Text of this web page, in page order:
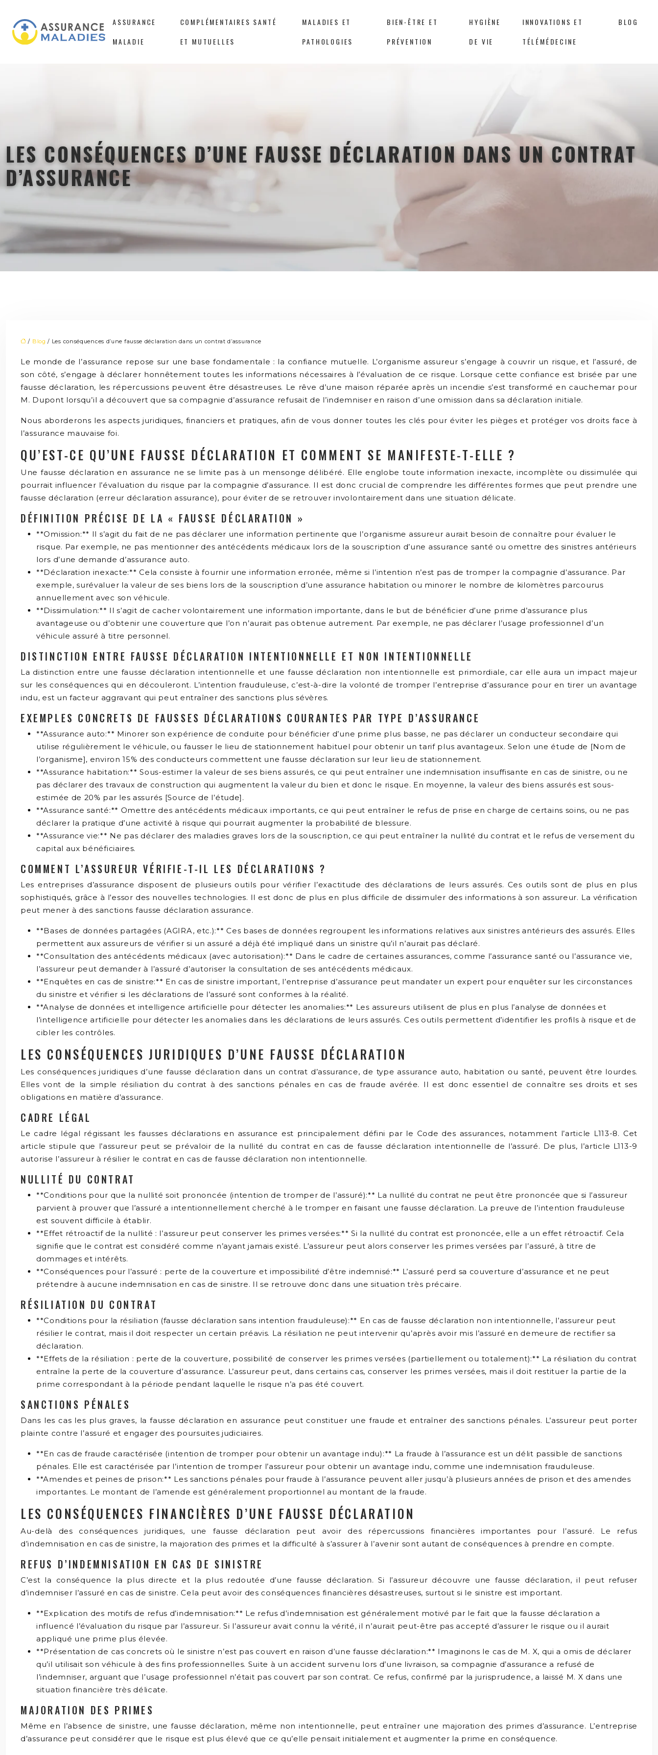
ASSURANCE
MALADIE
COMPLÉMENTAIRES SANTÉ
ET MUTUELLES
MALADIES ET
PATHOLOGIES
BIEN-ÊTRE ET
PRÉVENTION
HYGIÈNE
DE VIE
INNOVATIONS ET
TÉLÉMÉDECINE
BLOG
LES CONSÉQUENCES D’UNE FAUSSE DÉCLARATION DANS UN CONTRAT
D’ASSURANCE
/ Blog / Les conséquences d’une fausse déclaration dans un contrat d’assurance
Le monde de l’assurance repose sur une base fondamentale : la confiance mutuelle. L’organisme assureur s’engage à couvrir un risque, et l’assuré, de
son côté, s’engage à déclarer honnêtement toutes les informations nécessaires à l’évaluation de ce risque. Lorsque cette confiance est brisée par une
fausse déclaration, les répercussions peuvent être désastreuses. Le rêve d’une maison réparée après un incendie s’est transformé en cauchemar pour
M. Dupont lorsqu’il a découvert que sa compagnie d’assurance refusait de l’indemniser en raison d’une omission dans sa déclaration initiale.
Nous aborderons les aspects juridiques, financiers et pratiques, afin de vous donner toutes les clés pour éviter les pièges et protéger vos droits face à
l’assurance mauvaise foi.
QU’EST-CE QU’UNE FAUSSE DÉCLARATION ET COMMENT SE MANIFESTE-T-ELLE ?
Une fausse déclaration en assurance ne se limite pas à un mensonge délibéré. Elle englobe toute information inexacte, incomplète ou dissimulée qui
pourrait influencer l’évaluation du risque par la compagnie d’assurance. Il est donc crucial de comprendre les différentes formes que peut prendre une
fausse déclaration (erreur déclaration assurance), pour éviter de se retrouver involontairement dans une situation délicate.
DÉFINITION PRÉCISE DE LA « FAUSSE DÉCLARATION »
**Omission:** Il s’agit du fait de ne pas déclarer une information pertinente que l’organisme assureur aurait besoin de connaître pour évaluer le
risque. Par exemple, ne pas mentionner des antécédents médicaux lors de la souscription d’une assurance santé ou omettre des sinistres antérieurs
lors d’une demande d’assurance auto.
**Déclaration inexacte:** Cela consiste à fournir une information erronée, même si l’intention n’est pas de tromper la compagnie d’assurance. Par
exemple, surévaluer la valeur de ses biens lors de la souscription d’une assurance habitation ou minorer le nombre de kilomètres parcourus
annuellement avec son véhicule.
**Dissimulation:** Il s’agit de cacher volontairement une information importante, dans le but de bénéficier d’une prime d’assurance plus
avantageuse ou d’obtenir une couverture que l’on n’aurait pas obtenue autrement. Par exemple, ne pas déclarer l’usage professionnel d’un
véhicule assuré à titre personnel.
DISTINCTION ENTRE FAUSSE DÉCLARATION INTENTIONNELLE ET NON INTENTIONNELLE
La distinction entre une fausse déclaration intentionnelle et une fausse déclaration non intentionnelle est primordiale, car elle aura un impact majeur
sur les conséquences qui en découleront. L’intention frauduleuse, c’est-à-dire la volonté de tromper l’entreprise d’assurance pour en tirer un avantage
indu, est un facteur aggravant qui peut entraîner des sanctions plus sévères.
EXEMPLES CONCRETS DE FAUSSES DÉCLARATIONS COURANTES PAR TYPE D’ASSURANCE
**Assurance auto:** Minorer son expérience de conduite pour bénéficier d’une prime plus basse, ne pas déclarer un conducteur secondaire qui
utilise régulièrement le véhicule, ou fausser le lieu de stationnement habituel pour obtenir un tarif plus avantageux. Selon une étude de [Nom de
l’organisme], environ 15% des conducteurs commettent une fausse déclaration sur leur lieu de stationnement.
**Assurance habitation:** Sous-estimer la valeur de ses biens assurés, ce qui peut entraîner une indemnisation insuffisante en cas de sinistre, ou ne
pas déclarer des travaux de construction qui augmentent la valeur du bien et donc le risque. En moyenne, la valeur des biens assurés est sous-
estimée de 20% par les assurés [Source de l’étude].
**Assurance santé:** Omettre des antécédents médicaux importants, ce qui peut entraîner le refus de prise en charge de certains soins, ou ne pas
déclarer la pratique d’une activité à risque qui pourrait augmenter la probabilité de blessure.
**Assurance vie:** Ne pas déclarer des maladies graves lors de la souscription, ce qui peut entraîner la nullité du contrat et le refus de versement du
capital aux bénéficiaires.
COMMENT L’ASSUREUR VÉRIFIE-T-IL LES DÉCLARATIONS ?
Les entreprises d’assurance disposent de plusieurs outils pour vérifier l’exactitude des déclarations de leurs assurés. Ces outils sont de plus en plus
sophistiqués, grâce à l’essor des nouvelles technologies. Il est donc de plus en plus difficile de dissimuler des informations à son assureur. La vérification
peut mener à des sanctions fausse déclaration assurance.
**Bases de données partagées (AGIRA, etc.):** Ces bases de données regroupent les informations relatives aux sinistres antérieurs des assurés. Elles
permettent aux assureurs de vérifier si un assuré a déjà été impliqué dans un sinistre qu’il n’aurait pas déclaré.
**Consultation des antécédents médicaux (avec autorisation):** Dans le cadre de certaines assurances, comme l’assurance santé ou l’assurance vie,
l’assureur peut demander à l’assuré d’autoriser la consultation de ses antécédents médicaux.
**Enquêtes en cas de sinistre:** En cas de sinistre important, l’entreprise d’assurance peut mandater un expert pour enquêter sur les circonstances
du sinistre et vérifier si les déclarations de l’assuré sont conformes à la réalité.
**Analyse de données et intelligence artificielle pour détecter les anomalies:** Les assureurs utilisent de plus en plus l’analyse de données et
l’intelligence artificielle pour détecter les anomalies dans les déclarations de leurs assurés. Ces outils permettent d’identifier les profils à risque et de
cibler les contrôles.
LES CONSÉQUENCES JURIDIQUES D’UNE FAUSSE DÉCLARATION
Les conséquences juridiques d’une fausse déclaration dans un contrat d’assurance, de type assurance auto, habitation ou santé, peuvent être lourdes.
Elles vont de la simple résiliation du contrat à des sanctions pénales en cas de fraude avérée. Il est donc essentiel de connaître ses droits et ses
obligations en matière d’assurance.
CADRE LÉGAL
Le cadre légal régissant les fausses déclarations en assurance est principalement défini par le Code des assurances, notamment l’article L113-8. Cet
article stipule que l’assureur peut se prévaloir de la nullité du contrat en cas de fausse déclaration intentionnelle de l’assuré. De plus, l’article L113-9
autorise l’assureur à résilier le contrat en cas de fausse déclaration non intentionnelle.
NULLITÉ DU CONTRAT
**Conditions pour que la nullité soit prononcée (intention de tromper de l’assuré):** La nullité du contrat ne peut être prononcée que si l’assureur
parvient à prouver que l’assuré a intentionnellement cherché à le tromper en faisant une fausse déclaration. La preuve de l’intention frauduleuse
est souvent difficile à établir.
**Effet rétroactif de la nullité : l’assureur peut conserver les primes versées:** Si la nullité du contrat est prononcée, elle a un effet rétroactif. Cela
signifie que le contrat est considéré comme n’ayant jamais existé. L’assureur peut alors conserver les primes versées par l’assuré, à titre de
dommages et intérêts.
**Conséquences pour l’assuré : perte de la couverture et impossibilité d’être indemnisé:** L’assuré perd sa couverture d’assurance et ne peut
prétendre à aucune indemnisation en cas de sinistre. Il se retrouve donc dans une situation très précaire.
RÉSILIATION DU CONTRAT
**Conditions pour la résiliation (fausse déclaration sans intention frauduleuse):** En cas de fausse déclaration non intentionnelle, l’assureur peut
résilier le contrat, mais il doit respecter un certain préavis. La résiliation ne peut intervenir qu’après avoir mis l’assuré en demeure de rectifier sa
déclaration.
**Effets de la résiliation : perte de la couverture, possibilité de conserver les primes versées (partiellement ou totalement):** La résiliation du contrat
entraîne la perte de la couverture d’assurance. L’assureur peut, dans certains cas, conserver les primes versées, mais il doit restituer la partie de la
prime correspondant à la période pendant laquelle le risque n’a pas été couvert.
SANCTIONS PÉNALES
Dans les cas les plus graves, la fausse déclaration en assurance peut constituer une fraude et entraîner des sanctions pénales. L’assureur peut porter
plainte contre l’assuré et engager des poursuites judiciaires.
**En cas de fraude caractérisée (intention de tromper pour obtenir un avantage indu):** La fraude à l’assurance est un délit passible de sanctions
pénales. Elle est caractérisée par l’intention de tromper l’assureur pour obtenir un avantage indu, comme une indemnisation frauduleuse.
**Amendes et peines de prison:** Les sanctions pénales pour fraude à l’assurance peuvent aller jusqu’à plusieurs années de prison et des amendes
importantes. Le montant de l’amende est généralement proportionnel au montant de la fraude.
LES CONSÉQUENCES FINANCIÈRES D’UNE FAUSSE DÉCLARATION
Au-delà des conséquences juridiques, une fausse déclaration peut avoir des répercussions financières importantes pour l’assuré. Le refus
d’indemnisation en cas de sinistre, la majoration des primes et la difficulté à s’assurer à l’avenir sont autant de conséquences à prendre en compte.
REFUS D’INDEMNISATION EN CAS DE SINISTRE
C’est la conséquence la plus directe et la plus redoutée d’une fausse déclaration. Si l’assureur découvre une fausse déclaration, il peut refuser
d’indemniser l’assuré en cas de sinistre. Cela peut avoir des conséquences financières désastreuses, surtout si le sinistre est important.
**Explication des motifs de refus d’indemnisation:** Le refus d’indemnisation est généralement motivé par le fait que la fausse déclaration a
influencé l’évaluation du risque par l’assureur. Si l’assureur avait connu la vérité, il n’aurait peut-être pas accepté d’assurer le risque ou il aurait
appliqué une prime plus élevée.
**Présentation de cas concrets où le sinistre n’est pas couvert en raison d’une fausse déclaration:** Imaginons le cas de M. X, qui a omis de déclarer
qu’il utilisait son véhicule à des fins professionnelles. Suite à un accident survenu lors d’une livraison, sa compagnie d’assurance a refusé de
l’indemniser, arguant que l’usage professionnel n’était pas couvert par son contrat. Ce refus, confirmé par la jurisprudence, a laissé M. X dans une
situation financière très délicate.
MAJORATION DES PRIMES
Même en l’absence de sinistre, une fausse déclaration, même non intentionnelle, peut entraîner une majoration des primes d’assurance. L’entreprise
d’assurance peut considérer que le risque est plus élevé que ce qu’elle pensait initialement et augmenter la prime en conséquence.